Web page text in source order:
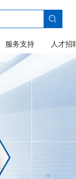
服务支持 人才招